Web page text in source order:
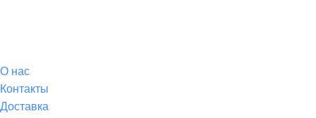
О нас
Контакты
Доставка